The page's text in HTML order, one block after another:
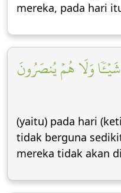
mereka, pada hari
وَلَا هُمۡ يُنصَرُونَ
(yaitu) pada hari
tidak berguna
mereka tidak akan